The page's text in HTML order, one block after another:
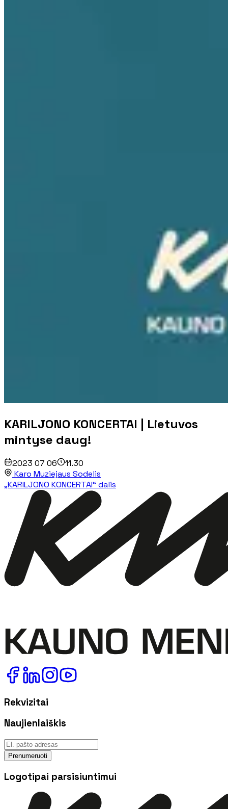
KARILJONO KONCERTAI | Lietuvos
mintyse daug!
2023 07 06
11.30
Karo Muziejaus Sodelis
„KARILJONO KONCERTAI“ dalis
Rekvizitai
Naujienlaiškis
Prenumeruoti
Logotipai parsisiuntimui